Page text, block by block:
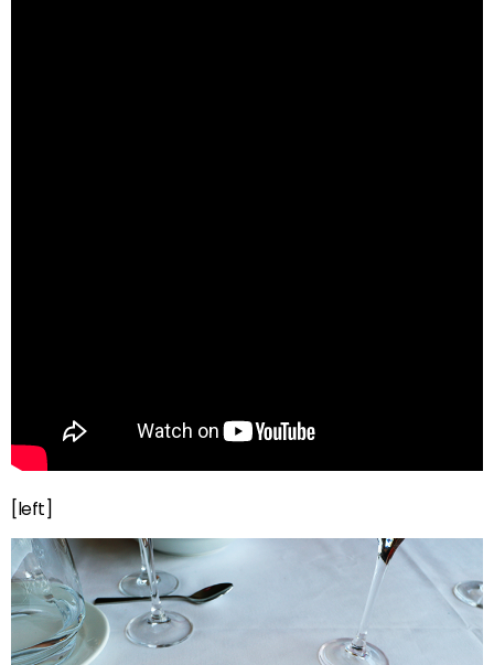
[left]